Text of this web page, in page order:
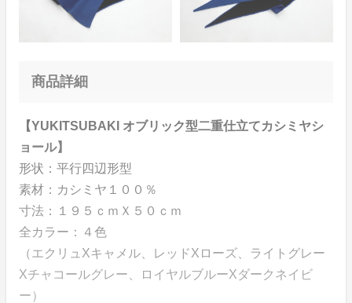
商品詳細
【YUKITSUBAKI オブリック型二重仕立てカシミヤシ
ョール】
形状：平行四辺形型
素材：カシミヤ１００％
寸法：１９５ｃｍＸ５０ｃｍ
全カラー：４色
（エクリュXキャメル、レッドXローズ、ライトグレー
Xチャコールグレー、ロイヤルブルーXダークネイビ
ー）